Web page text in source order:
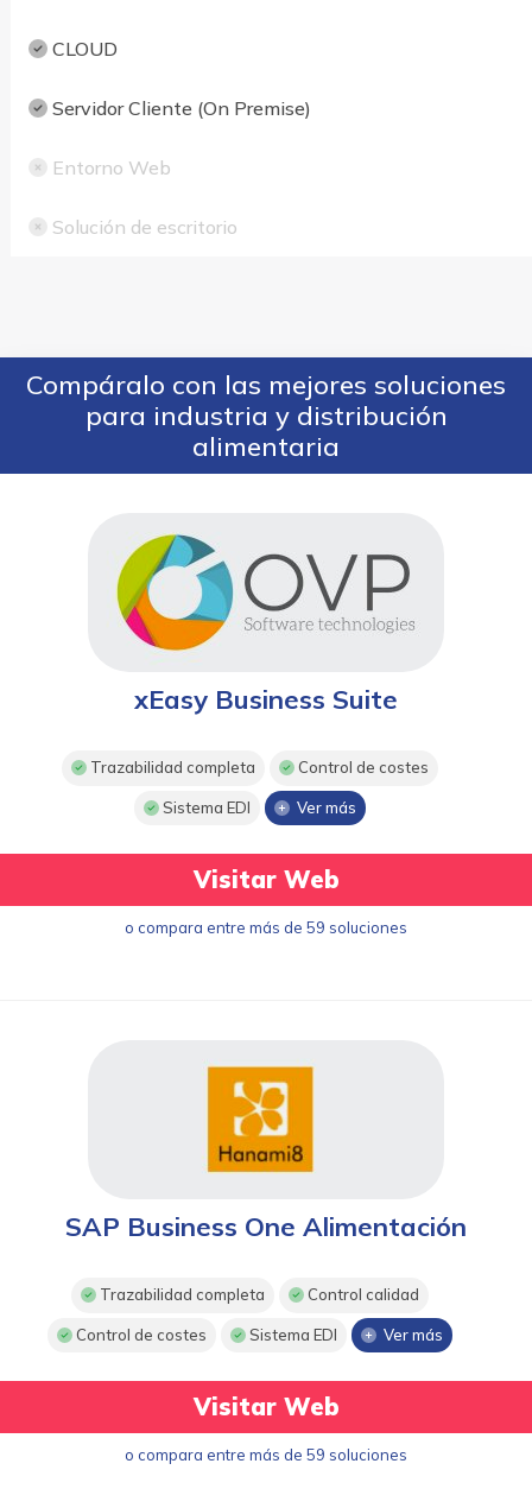
CLOUD
Servidor Cliente (On Premise)
Entorno Web
Solución de escritorio
Compáralo con las mejores soluciones
para industria y distribución
alimentaria
xEasy Business Suite
Trazabilidad completa Control de costes
Sistema EDI Ver más
Visitar Web
o compara entre más de 59 soluciones
SAP Business One Alimentación
Trazabilidad completa Control calidad
Control de costes Sistema EDI Ver más
Visitar Web
o compara entre más de 59 soluciones